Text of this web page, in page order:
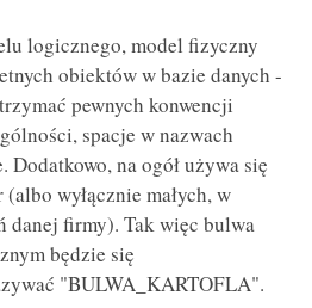
logicznego, model fizyczny
obiektów w bazie danych -
pewnych konwencji
spacje w nazwach
na ogół używa się
wyłącznie małych, w
danej firmy). Tak więc bulwa
będzie się
"BULWA_KARTOFLA".